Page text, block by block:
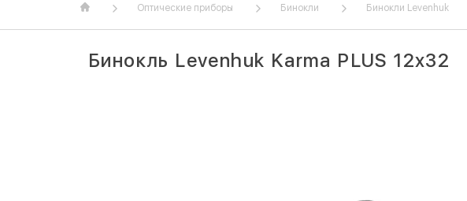
Оптические приборы Бинокли Бинокли Levenhuk
Бинокль Levenhuk Karma PLUS 12x32